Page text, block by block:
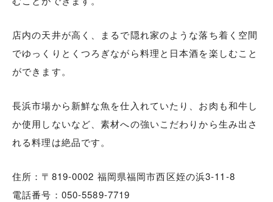
店内の天井が高く、まるで隠れ家のような落ち着く空間
でゆっくりとくつろぎながら料理と日本酒を楽しむこと
ができます。
長浜市場から新鮮な魚を仕入れていたり、お肉も和牛し
か使用しないなど、素材への強いこだわりから生み出さ
れる料理は絶品です。
住所：〒819-0002 福岡県福岡市西区姪の浜3-11-8
電話番号：050-5589-7719